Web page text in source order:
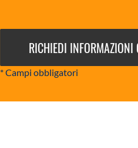
* Campi obbligatori